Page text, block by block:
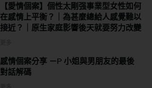
【愛情個案】個性太剛强事業型女性如何
在感情上平衡？｜為甚麼總給人感覺難以
接近？｜原生家庭影響後天就要努力改變
感情個案分享 －P 小姐與男朋友的最後
對話解碼